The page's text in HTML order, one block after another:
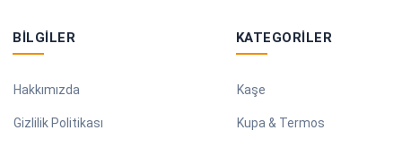
BILGILER
Hakkımızda
Gizlilik Politikası
KATEGORILER
Kaşe
Kupa & Termos